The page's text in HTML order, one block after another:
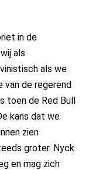
in de
als
als we
van de regerend
toen de Red Bull
kans dat we
zien
groter. Nyck
en mag zich